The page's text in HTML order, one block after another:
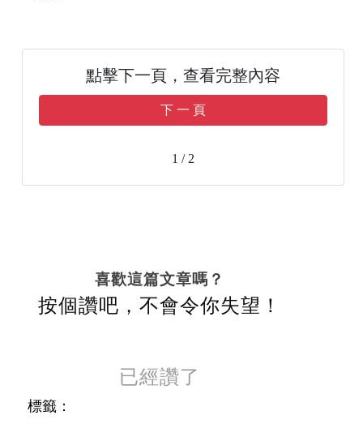
點擊下一頁，查看完整內容
下 一 頁
1 / 2
喜歡這篇文章嗎？
按個讚吧，不會令你失望！
已經讚了
標籤：